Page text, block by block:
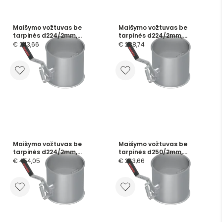
Maišymo vožtuvas be
tarpinės d224/2mm,
dažytas
€ 243,66
Maišymo vožtuvas be
tarpinės d224/2mm,
cinkuotas
€ 288,74
Maišymo vožtuvas be
tarpinės d224/2mm,
nerūdijančio plieno
€ 454,05
Maišymo vožtuvas be
tarpinės d250/2mm,
dažytas
€ 243,66